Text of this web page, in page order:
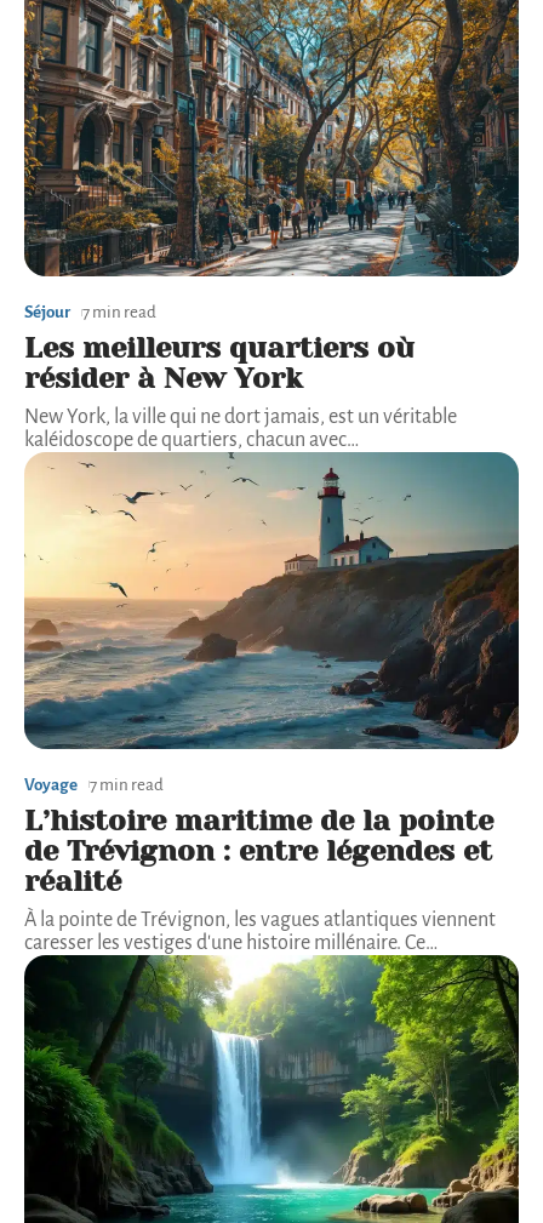
Séjour 7 min read
Les meilleurs quartiers où
résider à New York
New York, la ville qui ne dort jamais, est un véritable
kaléidoscope de quartiers, chacun avec…
Voyage 7 min read
L’histoire maritime de la pointe
de Trévignon : entre légendes et
réalité
À la pointe de Trévignon, les vagues atlantiques viennent
caresser les vestiges d'une histoire millénaire. Ce…